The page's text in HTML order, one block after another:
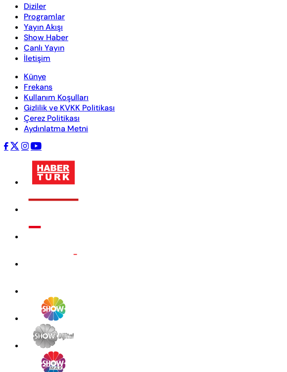
Diziler
Programlar
Yayın Akışı
Show Haber
Canlı Yayın
İletişim
Künye
Frekans
Kullanım Koşulları
Gizlilik ve KVKK Politikası
Çerez Politikası
Aydınlatma Metni